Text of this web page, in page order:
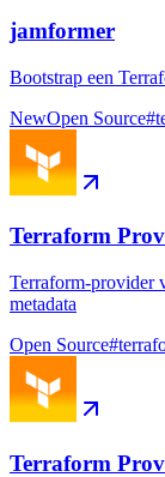
jamformer
Bootstrap een
NewOpen Source#
Terraform
Terraform-provider
metadata
Open Source#
Terraform